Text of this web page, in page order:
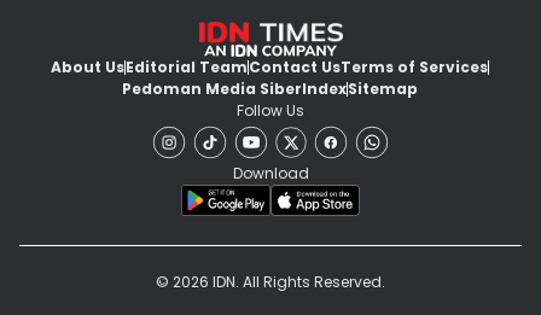
About UsEditorial TeamContact UsTerms of Services
Pedoman Media SiberIndexSitemap
Follow Us
Download
© 2026 IDN. All Rights Reserved.